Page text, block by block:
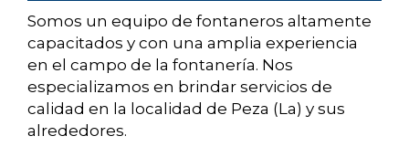
Somos un equipo de fontaneros altamente
capacitados y con una amplia experiencia
en el campo de la fontanería. Nos
especializamos en brindar servicios de
calidad en la localidad de Peza (La) y sus
alrededores.